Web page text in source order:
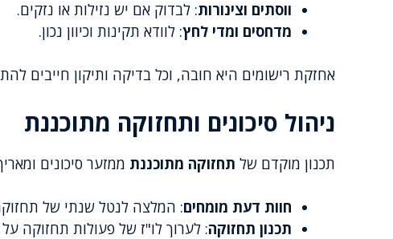
ווסתים וצינורות: לבדוק אם יש נזילות או נזקים.
מדחסים ומדי לחץ: לוודא תקינות וכיוון נכון.
אחזקת רישומים היא חובה, וכל בדיקה ותיקון חייבים
ניהול סיכונים ותחזוקה מתוכננת
תכנון מוקדם של תחזוקה מתוכננת ממזער סיכונים
חוות דעת מומחים: המלצה לנטל שנתי של
תכנון תחזוקה: לערוך לו"ז של פעולות תחזוקה